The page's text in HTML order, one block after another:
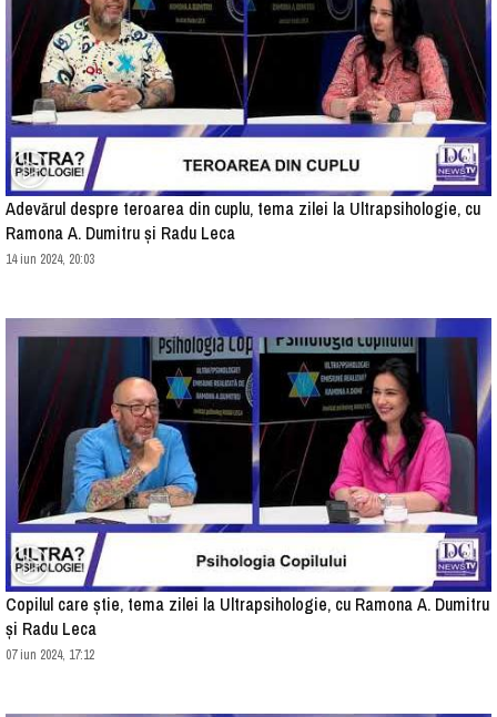
Adevărul despre teroarea din cuplu, tema zilei la Ultrapsihologie, cu
Ramona A. Dumitru și Radu Leca
14 iun 2024, 20:03
Copilul care știe, tema zilei la Ultrapsihologie, cu Ramona A. Dumitru
și Radu Leca
07 iun 2024, 17:12